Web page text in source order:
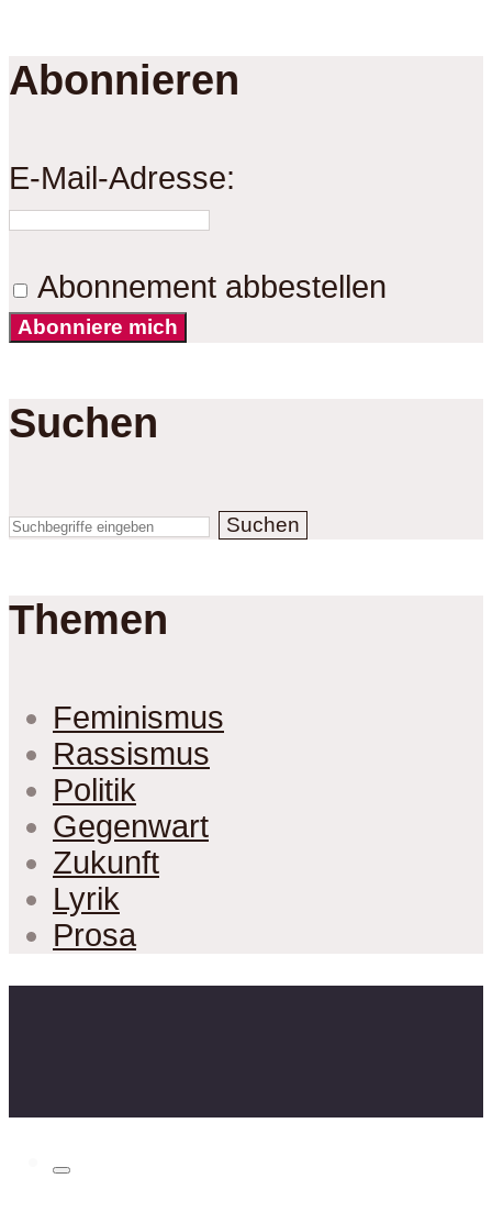
Abonnieren
E-Mail-Adresse:
Abonnement abbestellen
Abonniere mich
Suchen
Suchen
Themen
Feminismus
Rassismus
Politik
Gegenwart
Zukunft
Lyrik
Prosa